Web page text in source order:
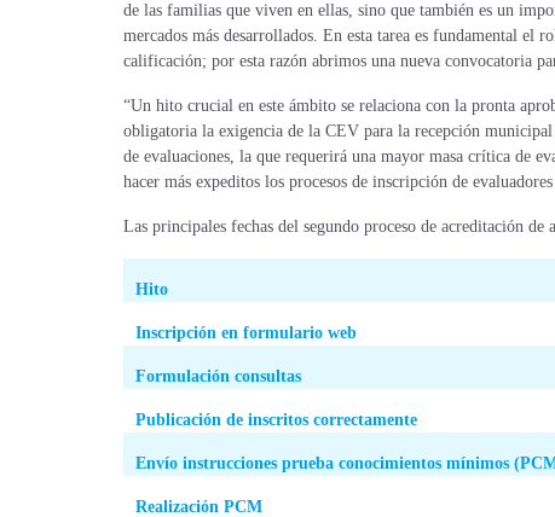
de las familias que viven en ellas, sino que también es un
mercados más desarrollados. En esta tarea es fundamental el
calificación; por esta razón abrimos una nueva convocatoria
“Un hito crucial en este ámbito se relaciona con la pronta
obligatoria la exigencia de la CEV para la recepción
de evaluaciones, la que requerirá una mayor masa crítica de
hacer más expeditos los procesos de inscripción de
Las principales fechas del segundo proceso de acreditación de
Hito
Inscripción en formulario web
Formulación consultas
Publicación de inscritos correctamente
Envío instrucciones prueba conocimientos mínimos
Realización PCM